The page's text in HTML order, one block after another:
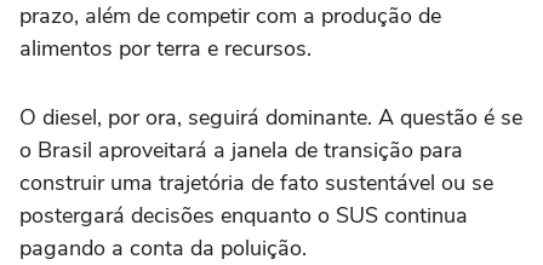
prazo, além de competir com a produção de
alimentos por terra e recursos.
O diesel, por ora, seguirá dominante. A questão é se
o Brasil aproveitará a janela de transição para
construir uma trajetória de fato sustentável ou se
postergará decisões enquanto o SUS continua
pagando a conta da poluição.